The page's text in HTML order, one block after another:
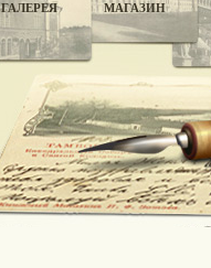
ГАЛЕРЕЯ МАГАЗИН